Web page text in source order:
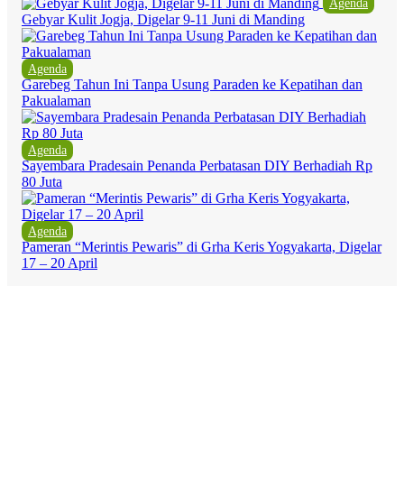
Agenda
Gebyar Kulit Jogja, Digelar 9-11 Juni di Manding
Agenda
Garebeg Tahun Ini Tanpa Usung Paraden ke Kepatihan dan
Pakualaman
Agenda
Sayembara Pradesain Penanda Perbatasan DIY Berhadiah Rp
80 Juta
Agenda
Pameran “Merintis Pewaris” di Grha Keris Yogyakarta, Digelar
17 – 20 April